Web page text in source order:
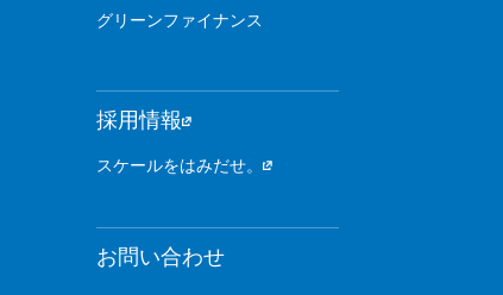
グリーンファイナンス
採用情報
スケールをはみだせ。
お問い合わせ